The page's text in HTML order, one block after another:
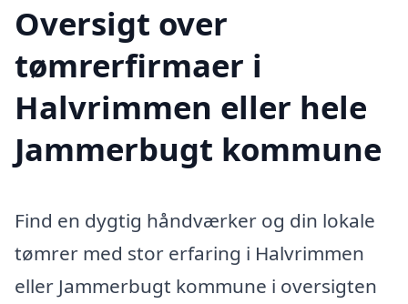
Oversigt over
tømrerfirmaer i
Halvrimmen eller hele
Jammerbugt kommune
Find en dygtig håndværker og din lokale
tømrer med stor erfaring i Halvrimmen
eller Jammerbugt kommune i oversigten